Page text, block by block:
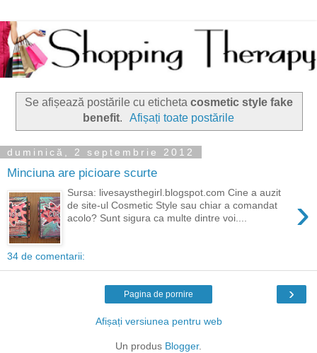
Se afișează postările cu eticheta cosmetic style fake
benefit. Afișați toate postările
duminică, 2 septembrie 2012
Minciuna are picioare scurte
›
Sursa: livesaysthegirl.blogspot.com Cine a auzit
de site-ul Cosmetic Style sau chiar a comandat
acolo? Sunt sigura ca multe dintre voi....
34 de comentarii:
›
Pagina de pornire
Afișați versiunea pentru web
Un produs Blogger.